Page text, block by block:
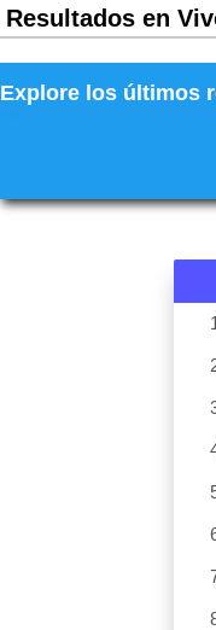
Resultados en
Explore los últimos
1